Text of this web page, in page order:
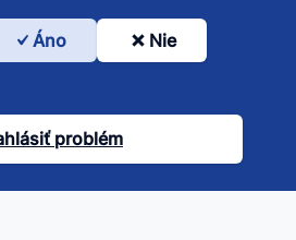
Bol
článok
užitočný?
Áno Nie
problém